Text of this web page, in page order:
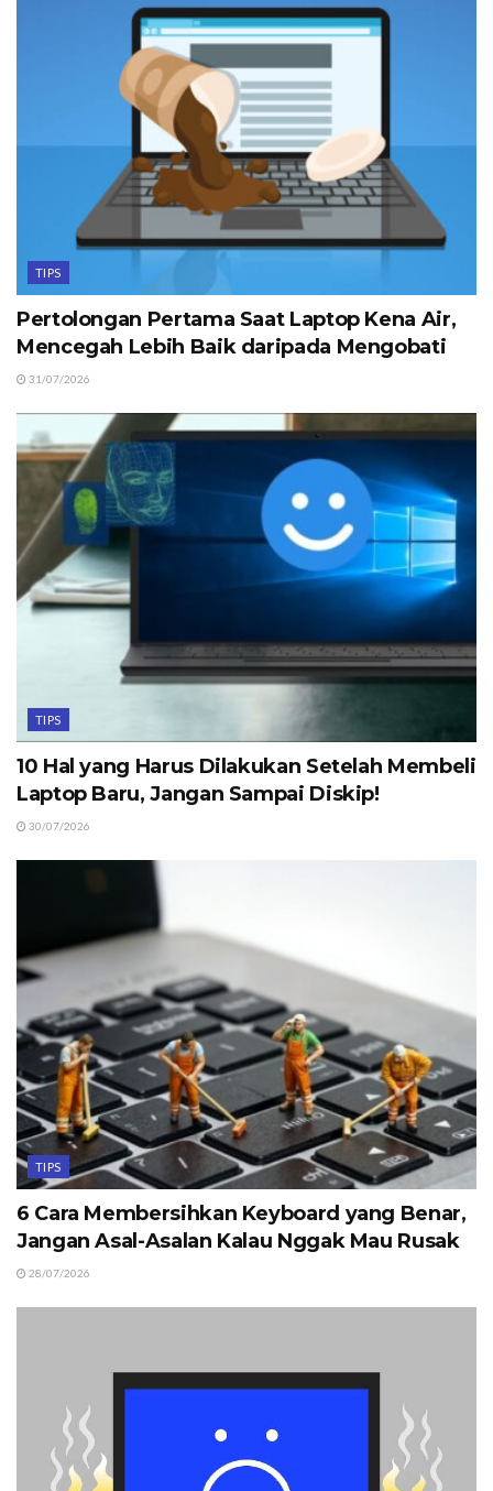
TIPS
Pertolongan Pertama Saat Laptop Kena Air,
Mencegah Lebih Baik daripada Mengobati
31/07/2026
TIPS
10 Hal yang Harus Dilakukan Setelah Membeli
Laptop Baru, Jangan Sampai Diskip!
30/07/2026
TIPS
6 Cara Membersihkan Keyboard yang Benar,
Jangan Asal-Asalan Kalau Nggak Mau Rusak
28/07/2026